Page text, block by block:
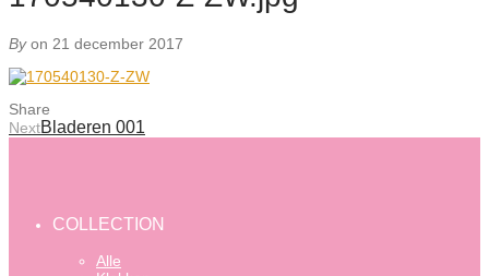
Byon 21 december 2017
Share
NextBladeren 001
COLLECTION
Alle